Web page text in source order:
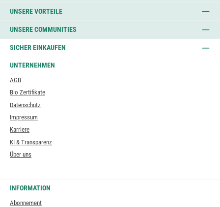
UNSERE VORTEILE
UNSERE COMMUNITIES
SICHER EINKAUFEN
UNTERNEHMEN
AGB
Bio Zertifikate
Datenschutz
Impressum
Karriere
KI & Transparenz
Über uns
INFORMATION
Abonnement